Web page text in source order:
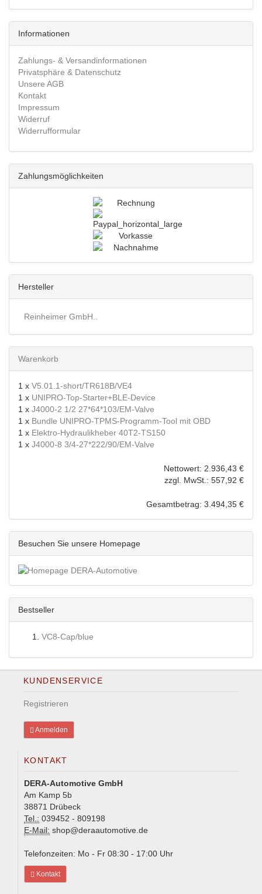
Informationen
Zahlungs- & Versandinformationen
Privatsphäre & Datenschutz
Unsere AGB
Kontakt
Impressum
Widerruf
Widerrufformular
Zahlungsmöglichkeiten
Hersteller
Reinheimer GmbH..
Warenkorb
1 x V5.01.1-short/TR618B/VE4
1 x UNIPRO-Top-Starter+BLE-Device
1 x J4000-2 1/2 27*64*103/EM-Valve
1 x Bundle UNIPRO-TPMS-Programm-Tool mit OBD
1 x Elektro-Hydraulikheber 40T2-TS150
1 x J4000-8 3/4-27*222/90/EM-Valve
Nettowert: 2.936,43 €
zzgl. MwSt.: 557,92 €
Gesamtbetrag: 3.494,35 €
Besuchen Sie unsere Homepage
Bestseller
VC8-Cap/blue
KUNDENSERVICE
Registrieren
Anmelden
KONTAKT
DERA-Automotive GmbH
Am Kamp 5b
38871 Drübeck
Tel.: 039452 - 809198
E-Mail: shop@deraautomotive.de
Telefonzeiten: Mo - Fr 08:30 - 17:00 Uhr
Kontakt